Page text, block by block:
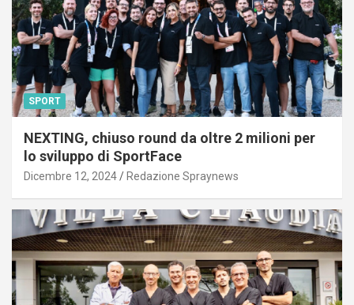
SPORT
NEXTING, chiuso round da oltre 2 milioni per
lo sviluppo di SportFace
Dicembre 12, 2024 Redazione Spraynews